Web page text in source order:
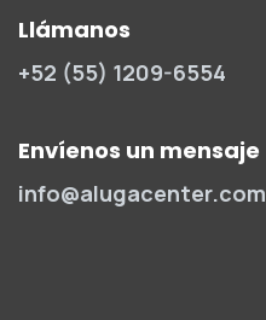
Llámanos
+52 (55) 1209-6554
Envíenos un mensaje
info@alugacenter.com